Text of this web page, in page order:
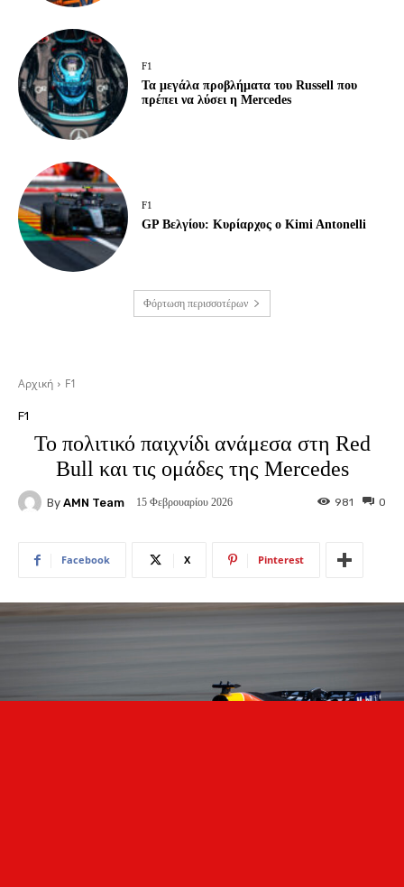
F1
Τα μεγάλα προβλήματα του Russell που
πρέπει να λύσει η Mercedes
F1
GP Βελγίου: Κυρίαρχος ο Kimi Antonelli
Φόρτωση περισσοτέρων